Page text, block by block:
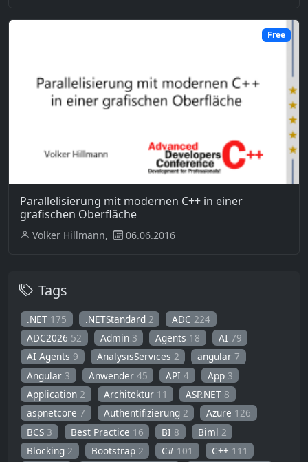
Free
Parallelisierung mit modernen C++ in einer
grafischen Oberfläche
Volker Hillmann, 06.06.2016
Tags
.NET 175 .NETStandard 2 ADC224
ADC2026 52 Admin 3 Agents 18 AI 79
AI Agents 9 AnalysisServices 2 angular7
Angular 3 Anwender 45 API4 App 3
Application2 Architektur 11 ASP.NET 8
aspnetcore7 Authentifizierung 2 Azure 126
BCS 3 Best Practice 16 BI 8 Biml 2
Blocking 2 Bootstrap 2 C# 101 C++ 111